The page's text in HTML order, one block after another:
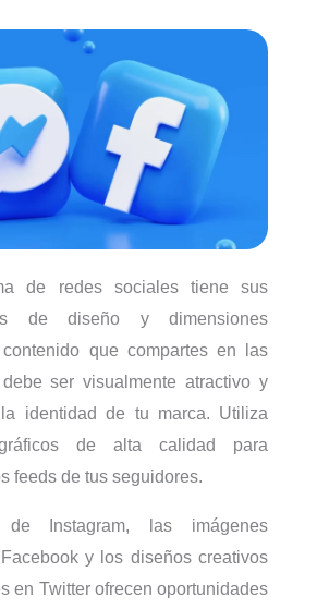
de redes sociales tiene sus
de diseño y dimensiones
que compartes en las
ser visualmente atractivo y
identidad de tu marca. Utiliza
de alta calidad para
feeds de tus seguidores.
de Instagram, las imágenes
y los diseños creativos
en Twitter ofrecen oportunidades